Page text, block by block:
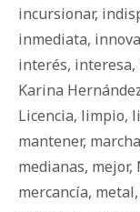
incursionar,
inmediata,
interés, interesa,
Karina
Licencia, limpio,
mantener, marcha
medianas, mejor,
mercancía, metal,